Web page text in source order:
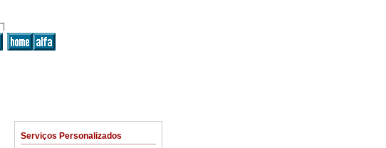
Serviços Personalizados